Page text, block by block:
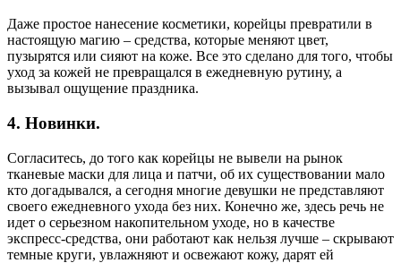
Даже простое нанесение косметики, корейцы превратили в
настоящую магию – средства, которые меняют цвет,
пузырятся или сияют на коже. Все это сделано для того, чтобы
уход за кожей не превращался в ежедневную рутину, а
вызывал ощущение праздника.
4. Новинки.
Согласитесь, до того как корейцы не вывели на рынок
тканевые маски для лица и патчи, об их существовании мало
кто догадывался, а сегодня многие девушки не представляют
своего ежедневного ухода без них. Конечно же, здесь речь не
идет о серьезном накопительном уходе, но в качестве
экспресс-средства, они работают как нельзя лучше – скрывают
темные круги, увлажняют и освежают кожу, дарят ей